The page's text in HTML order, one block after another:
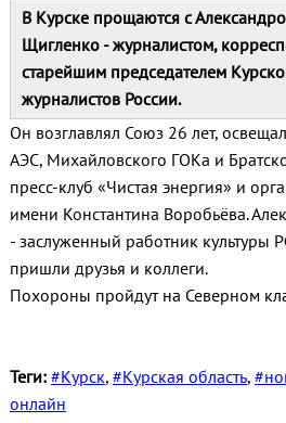
В Курске прощаются с
Щигленко - журналистом,
старейшим председателем
журналистов России.
Он возглавлял Союз 26 лет,
АЭС, Михайловского ГОКа и
пресс‑клуб «Чистая энергия» и
имени Константина Воробьёва.
- заслуженный работник культуры
пришли друзья и коллеги.
Похороны пройдут на Северном
Теги: #Курск, #Курская область,
онлайн